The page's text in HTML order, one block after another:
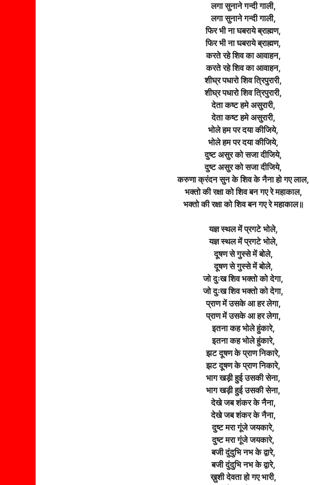
लगा सुनाने गन्दी गाली,
लगा सुनाने गन्दी गाली,
फिर भी ना घबराये ब्राह्मण,
फिर भी ना घबराये ब्राह्मण,
करते रहे शिव का आवाहन,
करते रहे शिव का आवाहन,
शीघ्र पधारो शिव त्रिपुरारी,
शीघ्र पधारो शिव त्रिपुरारी,
देता कष्ट हमे असुरारी,
देता कष्ट हमे असुरारी,
भोले हम पर दया कीजिये,
भोले हम पर दया कीजिये,
दुष्ट असुर को सजा दीजिये,
दुष्ट असुर को सजा दीजिये,
करुणा क्रंदन सुन के शिव के नैना हो गए लाल,
भक्तो की रक्षा को शिव बन गए रे महाकाल,
भक्तो की रक्षा को शिव बन गए रे महाकाल॥
यज्ञ स्थल में प्रगटे भोले,
यज्ञ स्थल में प्रगटे भोले,
दूषण से गुस्से में बोले,
दूषण से गुस्से में बोले,
जो दुःख शिव भक्तो को देगा,
जो दुःख शिव भक्तो को देगा,
प्राण में उसके आ हर लेगा,
प्राण में उसके आ हर लेगा,
इतना कह भोले हुंकारे,
इतना कह भोले हुंकारे,
झट दूषण के प्राण निकारे,
झट दूषण के प्राण निकारे,
भाग खड़ी हुई उसकी सेना,
भाग खड़ी हुई उसकी सेना,
देखे जब शंकर के नैना,
देखे जब शंकर के नैना,
दुष्ट मरा गूंजे जयकारे,
दुष्ट मरा गूंजे जयकारे,
बजी दुंदुभि नभ के द्वारे,
बजी दुंदुभि नभ के द्वारे,
ख़ुशी देवता हो गए भारी,